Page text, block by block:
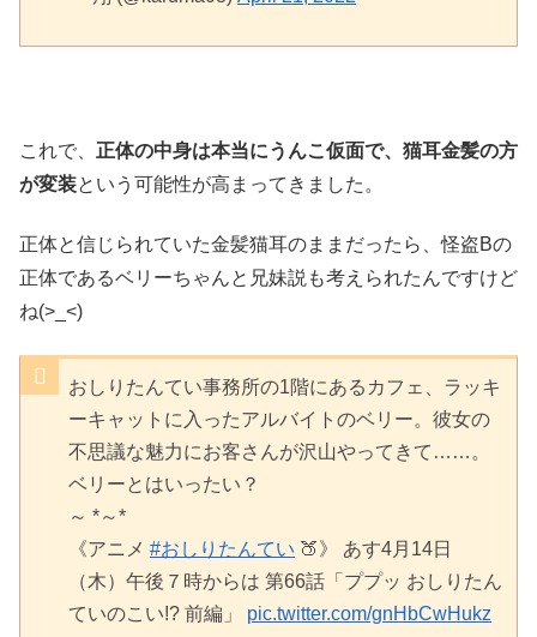
これで、 正体の中身は本当にうんこ仮面で、猫耳金髪の方
が変装という可能性が高まってきました。
正体と信じられていた金髪猫耳のままだったら、怪盗Bの
正体であるベリーちゃんと兄妹説も考えられたんですけど
ね(>_<)
おしりたんてい事務所の1階にあるカフェ、ラッキ
ーキャットに入ったアルバイトのベリー。彼女の
不思議な魅力にお客さんが沢山やってきて……。
ベリーとはいったい？
～ *～*
《アニメ #おしりたんてい 🍑》 あす4月14日
（木）午後７時からは 第66話「ププッ おしりたん
ていのこい!? 前編」 pic.twitter.com/gnHbCwHukz